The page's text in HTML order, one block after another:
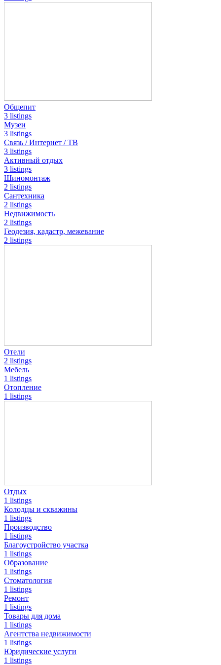
Общепит
3 listings
Музеи
3 listings
Связь / Интернет / ТВ
3 listings
Активный отдых
3 listings
Шиномонтаж
2 listings
Сантехника
2 listings
Недвижимость
2 listings
Геодезия, кадастр, межевание
2 listings
Отели
2 listings
Мебель
1 listings
Отопление
1 listings
Отдых
1 listings
Колодцы и скважины
1 listings
Производство
1 listings
Благоустройство участка
1 listings
Образование
1 listings
Стоматология
1 listings
Ремонт
1 listings
Товары для дома
1 listings
Агентства недвижимости
1 listings
Юридические услуги
1 listings